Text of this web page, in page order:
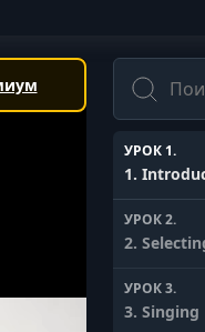
Поиск
УРОК 1.
1.
УРОК 2.
2.
УРОК 3.
3. Singing